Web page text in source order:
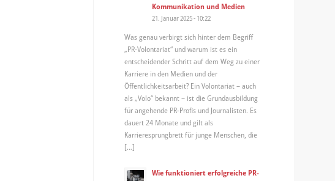
Kommunikation und Medien
21. Januar 2025 - 10:22
Was genau verbirgt sich hinter dem Begriff
„PR-Volontariat“ und warum ist es ein
entscheidender Schritt auf dem Weg zu einer
Karriere in den Medien und der
Öffentlichkeitsarbeit? Ein Volontariat – auch
als „Volo“ bekannt – ist die Grundausbildung
für angehende PR-Profis und Journalisten. Es
dauert 24 Monate und gilt als
Karrieresprungbrett für junge Menschen, die
[…]
Wie funktioniert erfolgreiche PR-